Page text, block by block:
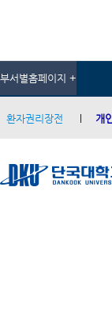
부서별홈페이지 +
환자권리장전 개